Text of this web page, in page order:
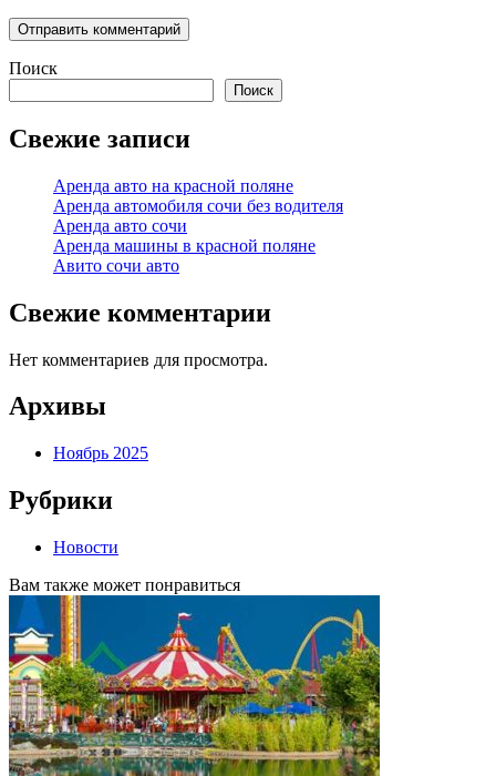
Поиск
Поиск
Свежие записи
Аренда авто на красной поляне
Аренда автомобиля сочи без водителя
Аренда авто сочи
Аренда машины в красной поляне
Авито сочи авто
Свежие комментарии
Нет комментариев для просмотра.
Архивы
Ноябрь 2025
Рубрики
Новости
Вам также может понравиться